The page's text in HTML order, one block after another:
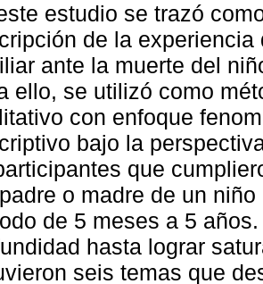
estudio se trazó
de la experiencia
ante la muerte del
ello, se utilizó como
con enfoque
bajo la
que
o madre de un
de 5 meses a 5
hasta lograr
seis temas que